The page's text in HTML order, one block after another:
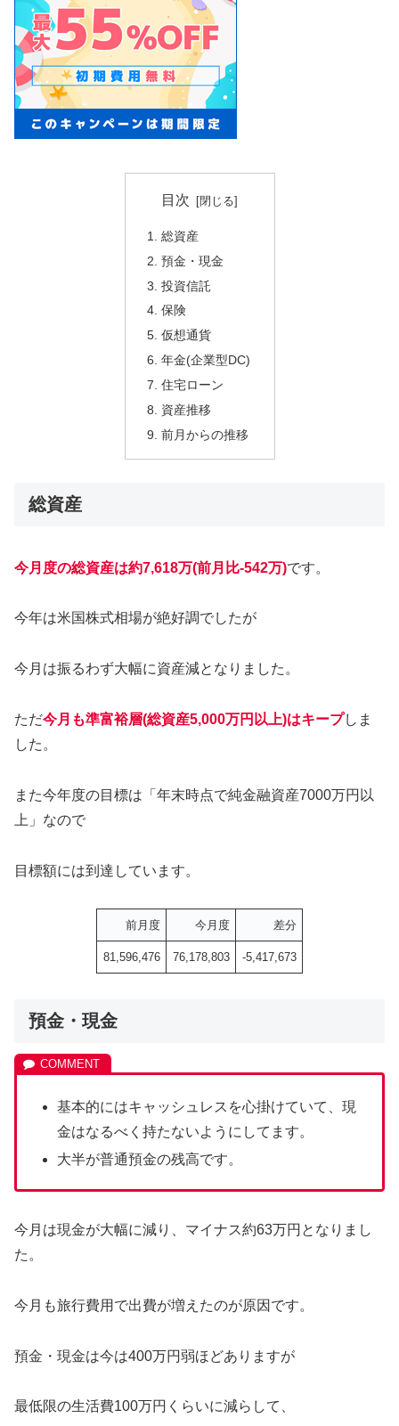
目次
総資産
預金・現金
投資信託
保険
仮想通貨
年金(企業型DC)
住宅ローン
資産推移
前月からの推移
総資産
今月度の総資産は約7,618万(前月比-542万)です。
今年は米国株式相場が絶好調でしたが
今月は振るわず大幅に資産減となりました。
ただ今月も準富裕層(総資産5,000万円以上)はキープしま
した。
また今年度の目標は「年末時点で純金融資産7000万円以
上」なので
目標額には到達しています。
前月度 今月度 差分
81,596,476 76,178,803 -5,417,673
預金・現金
基本的にはキャッシュレスを心掛けていて、現
金はなるべく持たないようにしてます。
大半が普通預金の残高です。
今月は現金が大幅に減り、マイナス約63万円となりまし
た。
今月も旅行費用で出費が増えたのが原因です。
預金・現金は今は400万円弱ほどありますが
最低限の生活費100万円くらいに減らして、